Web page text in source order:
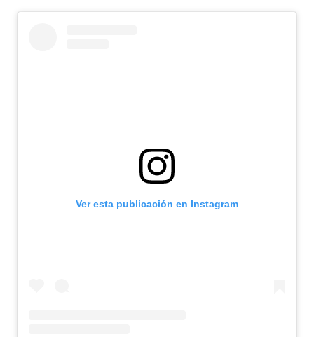
Ver esta publicación en Instagram